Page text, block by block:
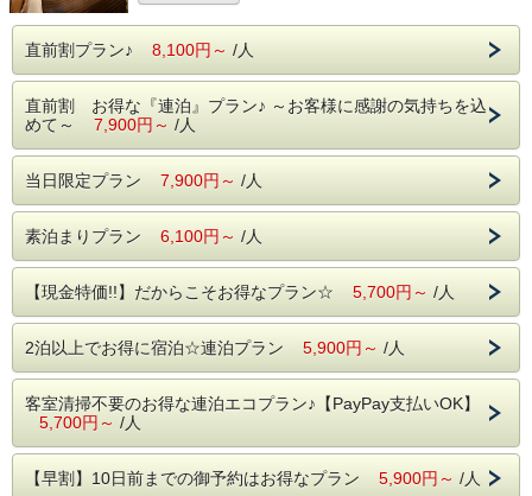
40.7㎡ / 幅140cmのダブルベッド×2台
お部屋はゆったりとしたバスに個室サウナ付き。ラグジュア
◎ フロント貸出し
ッシュ・加湿器・空気清浄機・携帯充電器・そば枕・三面
鏡・アイロン・アイスノン等、数に限りがございますが取り
直前割プラン♪ 8,100円～ /人
直前割 お得な『連泊』プラン♪ ～お客様に感謝の気持ちを込
めて～ 7,900円～ /人
当日限定プラン 7,900円～ /人
素泊まりプラン 6,100円～ /人
【現金特価!!】だからこそお得なプラン☆ 5,700円～ /人
2泊以上でお得に宿泊☆連泊プラン 5,900円～ /人
客室清掃不要のお得な連泊エコプラン♪【PayPay支払いOK】
5,700円～ /人
【早割】10日前までの御予約はお得なプラン 5,900円～ /人